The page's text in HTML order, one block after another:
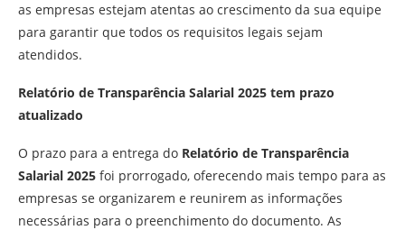
as empresas estejam atentas ao crescimento da sua equipe
para garantir que todos os requisitos legais sejam
atendidos.
Relatório de Transparência Salarial 2025 tem prazo
atualizado
O prazo para a entrega do Relatório de Transparência
Salarial 2025 foi prorrogado, oferecendo mais tempo para as
empresas se organizarem e reunirem as informações
necessárias para o preenchimento do documento. As